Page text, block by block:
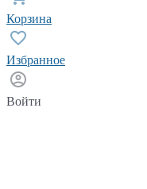
Корзина
Избранное
Войти